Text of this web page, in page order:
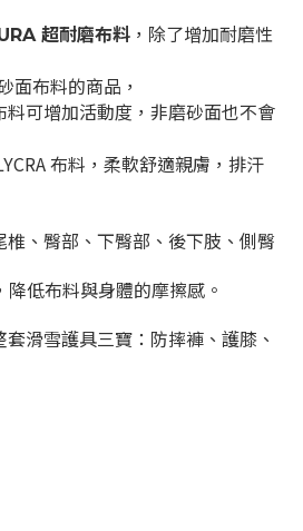
超耐磨布料 ，除了增加耐磨性
面布料的商品，
料可增加活動度 ，非磨砂面也不會
布料，柔軟舒適親膚，排汗
椎、臀部、下臀部、後下肢、側臀
降低布料與身體的摩擦感。
滑雪護具三寶： 防摔褲、護膝、